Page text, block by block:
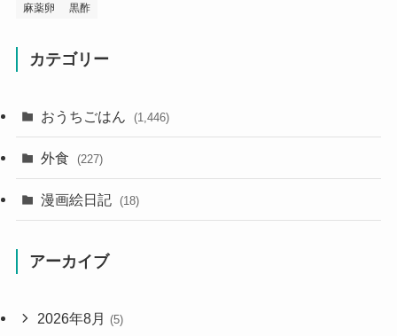
麻薬卵
黒酢
カテゴリー
おうちごはん (1,446)
外食 (227)
漫画絵日記 (18)
アーカイブ
2026年8月 (5)